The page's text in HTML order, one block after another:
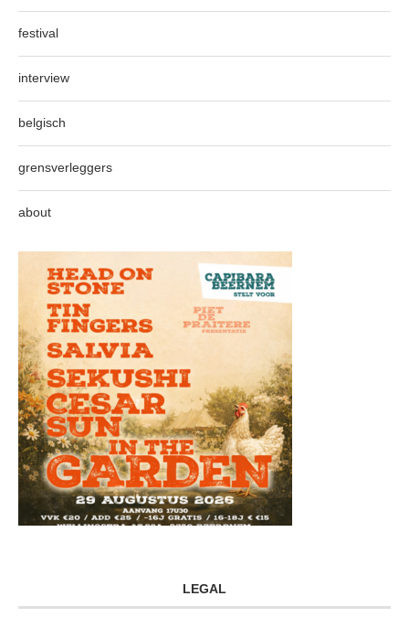
festival
interview
belgisch
grensverleggers
about
LEGAL